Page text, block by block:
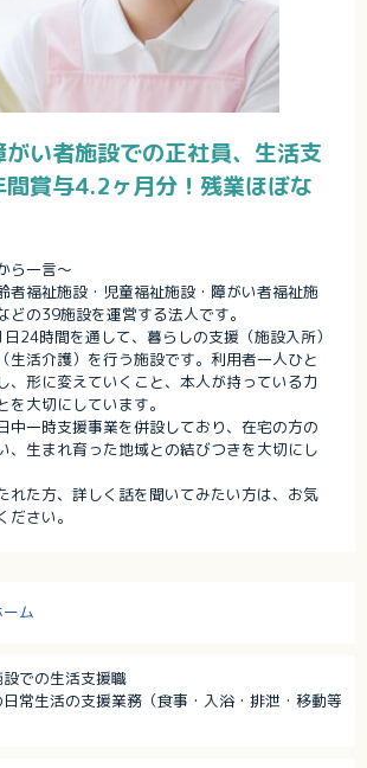
がい者施設での正社員、生活支
賞与4.2ヶ月分！残業ほぼな
ら一言～
者福祉施設・児童福祉施設・障がい者福祉施
どの39施設を運営する法人です。
24時間を通して、暮らしの支援（施設入所）
生活介護）を行う施設です。利用者一人ひと
、形に変えていくこと、本人が持っている力
を大切にしています。
中一時支援事業を併設しており、在宅の方の
、生まれ育った地域との結びつきを大切にし
れた方、詳しく話を聞いてみたい方は、お気
さい。
ム
での生活支援職
日常生活の支援業務（食事・入浴・排泄・移動等